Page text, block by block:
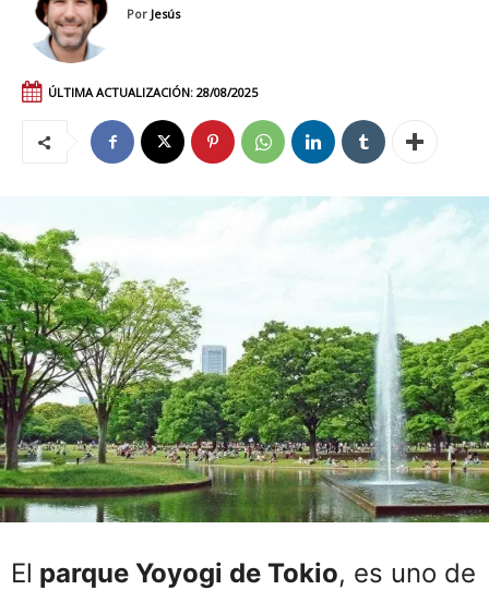
Por Jesús
ÚLTIMA ACTUALIZACIÓN: 28/08/2025
El parque Yoyogi de Tokio, es uno de